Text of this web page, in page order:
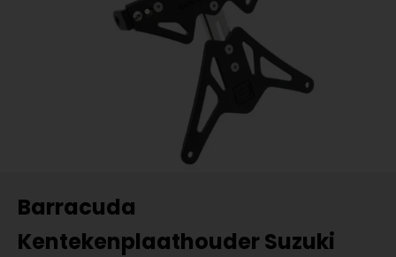
Barracuda
Kentekenplaathouder Suzuki